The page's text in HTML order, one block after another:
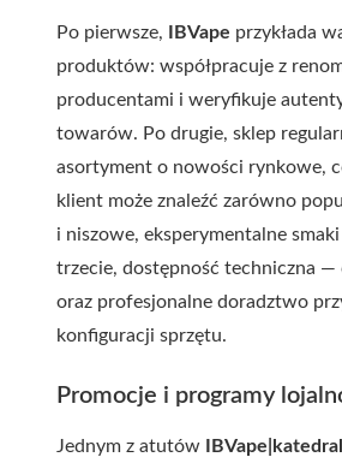
Po pierwsze, IBVape przykłada
produktów: współpracuje z
producentami i weryfikuje
towarów. Po drugie, sklep
asortyment o nowości rynkowe,
klient może znaleźć zarówno
i niszowe, eksperymentalne
trzecie, dostępność techniczna —
oraz profesjonalne doradztwo
konfiguracji sprzętu.
Promocje i programy
Jednym z atutów